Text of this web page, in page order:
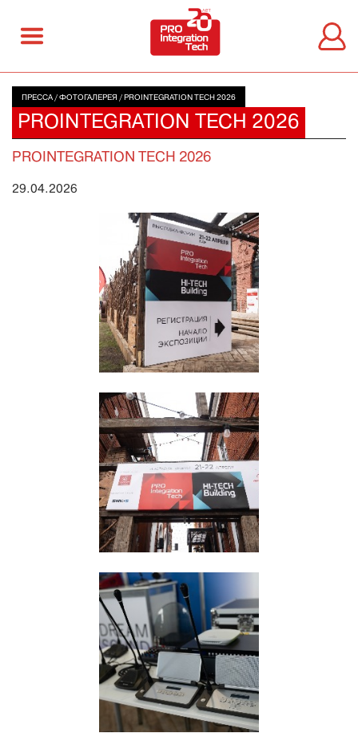
ПРЕССА / ФОТОГАЛЕРЕЯ / PROINTEGRATION TECH 2026
PROINTEGRATION TECH 2026
PROINTEGRATION TECH 2026
29.04.2026